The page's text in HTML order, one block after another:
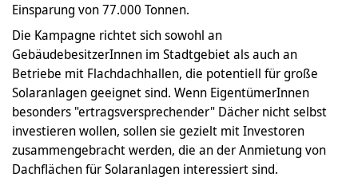
Einsparung von 77.000 Tonnen.
Die Kampagne richtet sich sowohl an
GebäudebesitzerInnen im Stadtgebiet als auch an
Betriebe mit Flachdachhallen, die potentiell für große
Solaranlagen geeignet sind. Wenn EigentümerInnen
besonders "ertragsversprechender" Dächer nicht selbst
investieren wollen, sollen sie gezielt mit Investoren
zusammengebracht werden, die an der Anmietung von
Dachflächen für Solaranlagen interessiert sind.